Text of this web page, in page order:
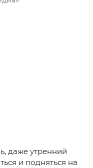
даже утренний
и подняться на